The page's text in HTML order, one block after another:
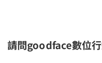
請問goodface數位